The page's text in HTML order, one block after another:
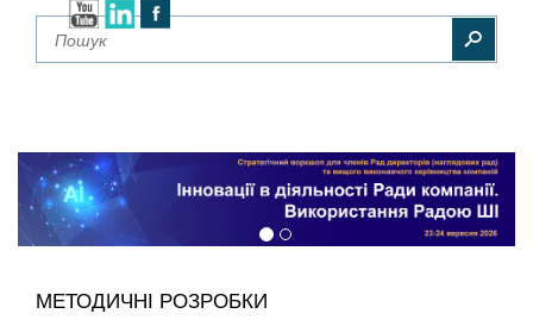
МЕТОДИЧНІ РОЗРОБКИ